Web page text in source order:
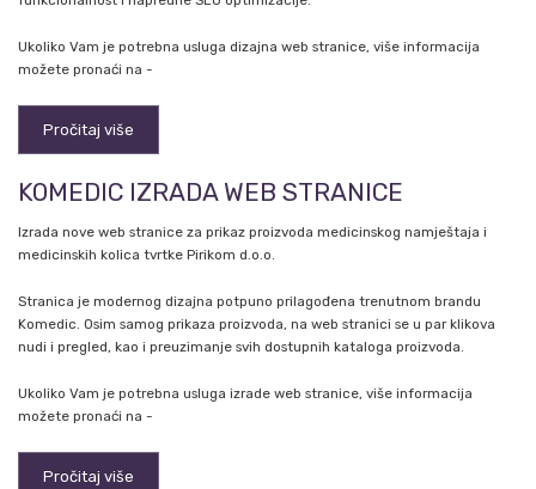
Ukoliko Vam je potrebna usluga dizajna web stranice, više informacija
možete pronaći na -
Pročitaj više
KOMEDIC IZRADA WEB STRANICE
Izrada nove web stranice za prikaz proizvoda medicinskog namještaja i
medicinskih kolica tvrtke Pirikom d.o.o.
Stranica je modernog dizajna potpuno prilagođena trenutnom brandu
Komedic. Osim samog prikaza proizvoda, na web stranici se u par klikova
nudi i pregled, kao i preuzimanje svih dostupnih kataloga proizvoda.
Ukoliko Vam je potrebna usluga izrade web stranice, više informacija
možete pronaći na -
Pročitaj više